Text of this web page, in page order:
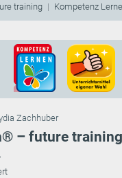
training Kompetenz
Zachhuber
– future